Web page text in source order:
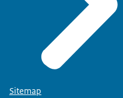
Sitemap